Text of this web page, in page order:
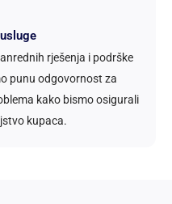
rješenja i podrške
punu odgovornost za
kako bismo osigurali
kupaca.